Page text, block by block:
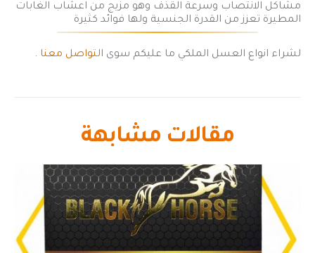
مشاكل الانتصاب وسرعة القذف وهو مزيج من اعشاب الغابات
المطيرة تعزز من القدرة الجنسية ولها فوائد كثيرة
لشراء انواع العسل الملكي ما عليكم سوى التواصل معنا .
مقالات مشابهة